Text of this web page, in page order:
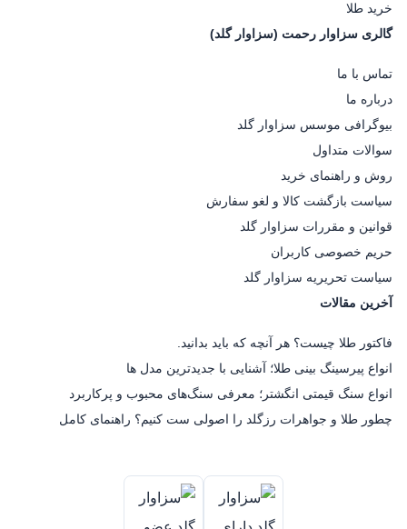
خرید طلا
گالری سزاوار رحمت (سزاوار گلد)
تماس با ما
درباره ما
بیوگرافی موسس سزاوار گلد
سوالات متداول
روش و راهنمای خرید
سیاست بازگشت کالا و لغو سفارش
قوانین و مقررات سزاوار گلد
حریم خصوصی کاربران
سیاست تحریریه سزاوار گلد
آخرین مقالات
فاکتور طلا چیست؟ هر آنچه که باید بدانید.
انواع پیرسینگ بینی طلا؛ آشنایی با جدیدترین مدل ها
انواع سنگ قیمتی انگشتر؛ معرفی سنگ‌های محبوب و پرکاربرد
چطور طلا و جواهرات رزگلد را اصولی ست کنیم؟ راهنمای کامل